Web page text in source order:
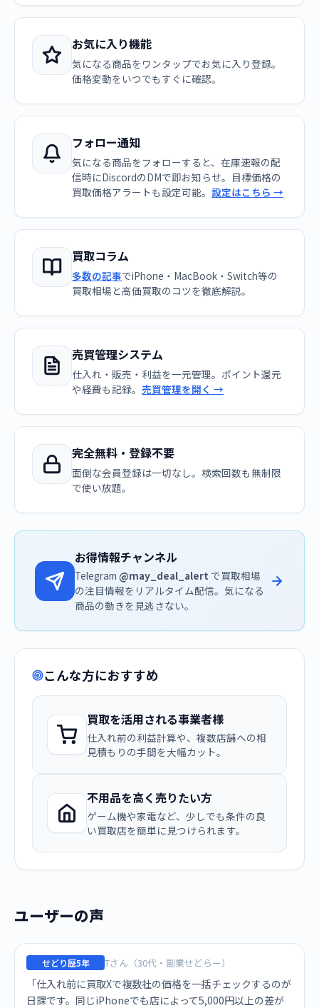
お気に入り機能
気になる商品をワンタップでお気に入り登録。
価格変動をいつでもすぐに確認。
フォロー通知
気になる商品をフォローすると、在庫速報の配
信時にDiscordのDMで即お知らせ。目標価格の
買取価格アラートも設定可能。 設定はこちら →
買取コラム
多数の記事でiPhone・MacBook・Switch等の
買取相場と高価買取のコツを徹底解説。
売買管理システム
仕入れ・販売・利益を一元管理。ポイント還元
や経費も記録。 売買管理を開く →
完全無料・登録不要
面倒な会員登録は一切なし。検索回数も無制限
で使い放題。
お得情報チャンネル
Telegram @may_deal_alert で買取相場
の注目情報をリアルタイム配信。気になる
商品の動きを見逃さない。
こんな方におすすめ
買取を活用される事業者様
仕入れ前の利益計算や、複数店舗への相
見積もりの手間を大幅カット。
不用品を高く売りたい方
ゲーム機や家電など、少しでも条件の良
い買取店を簡単に見つけられます。
ユーザーの声
せどり歴5年 Tさん（30代・副業せどらー）
「仕入れ前に買取Xで複数社の価格を一括チェックするのが
日課です。同じiPhoneでも店によって5,000円以上の差が